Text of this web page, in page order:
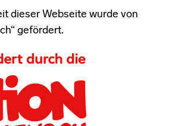
dieser Webseite wurde von
gefördert.